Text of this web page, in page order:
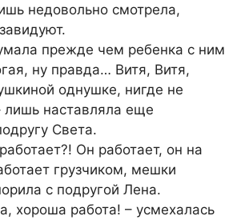
недовольно смотрела,
прежде чем ребенка с ним
ну правда… Витя, Витя,
однушке, нигде не
лишь наставляла еще
Света.
Он работает, он на
грузчиком, мешки
с подругой Лена.
хороша работа! – усмехалась